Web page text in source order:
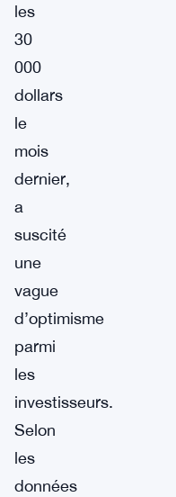
les
30
000
dollars
le
mois
dernier,
a
suscité
une
vague
d’optimisme
parmi
les
investisseurs.
Selon
les
données